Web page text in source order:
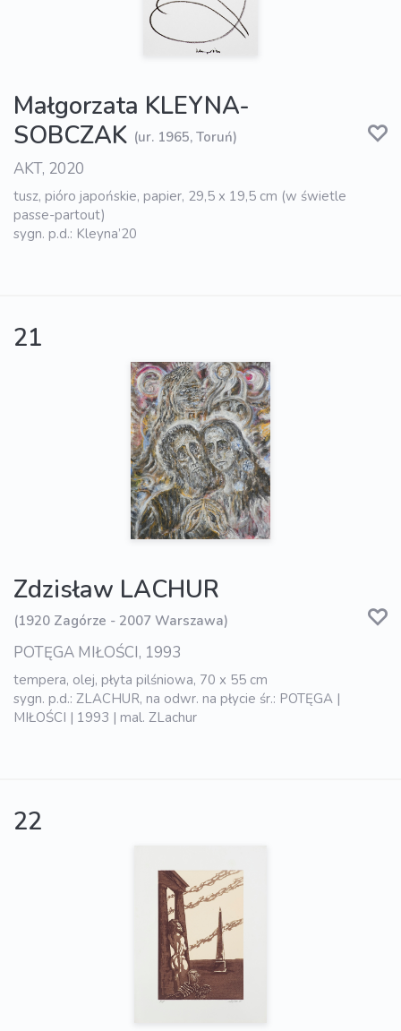
Małgorzata KLEYNA-
SOBCZAK (ur. 1965, Toruń)
AKT, 2020
tusz, pióro japońskie, papier, 29,5 x 19,5 cm (w świetle
passe-partout)
sygn. p.d.: Kleyna’20
21
Zdzisław LACHUR
(1920 Zagórze - 2007 Warszawa)
POTĘGA MIŁOŚCI, 1993
tempera, olej, płyta pilśniowa, 70 x 55 cm
sygn. p.d.: ZLACHUR, na odwr. na płycie śr.: POTĘGA |
MIŁOŚCI | 1993 | mal. ZLachur
22